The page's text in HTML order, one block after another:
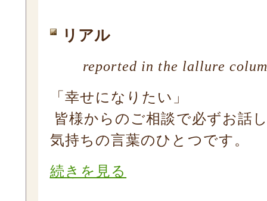
リアル
reported in the lallure
「幸せになりたい」
皆様からのご相談で必ずお話
気持ちの言葉のひとつです。
続きを見る